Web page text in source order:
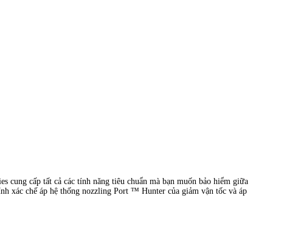
cung cấp tất cả các tính năng tiêu chuẩn mà bạn muốn bảo hiểm giữa
xác chế áp hệ thống nozzling Port ™ Hunter của giảm vận tốc và áp